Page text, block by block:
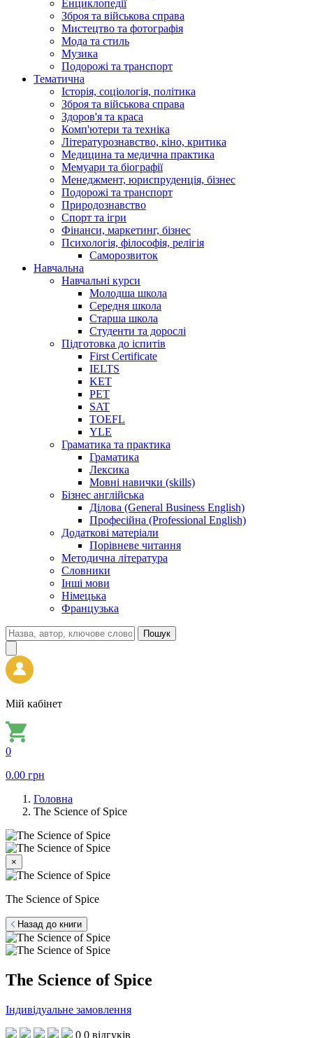
Енциклопедії
Зброя та військова справа
Мистецтво та фотографія
Мода та стиль
Музика
Подорожі та транспорт
Тематична
Історія, соціологія, політика
Зброя та військова справа
Здоров'я та краса
Комп'ютери та техніка
Літературознавство, кіно, критика
Медицина та медична практика
Мемуари та біографії
Менеджмент, юриспруденція, бізнес
Подорожі та транспорт
Природознавство
Спорт та ігри
Фінанси, маркетинг, бізнес
Психологія, філософія, релігія
Саморозвиток
Навчальна
Навчальні курси
Молодша школа
Середня школа
Старша школа
Студенти та дорослі
Підготовка до іспитів
First Certificate
IELTS
KET
PET
SAT
TOEFL
YLE
Граматика та практика
Граматика
Лексика
Мовні навички (skills)
Бізнес англійська
Ділова (General Business English)
Професійна (Professional English)
Додаткові матеріали
Порівневе читання
Методична література
Словники
Інші мови
Німецька
Французька
Пошук
Мій кабінет
0
0.00 грн
Головна
The Science of Spice
×
The Science of Spice
Назад до книги
The Science of Spice
Індивідуальне замовлення
0 0 відгуків